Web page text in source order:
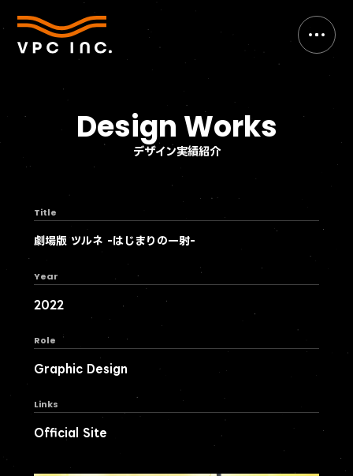
デザイン実績紹介
Design Works
Title
劇場版 ツルネ -はじまりの一射-
Year
2022
Role
Graphic Design
Links
Official Site